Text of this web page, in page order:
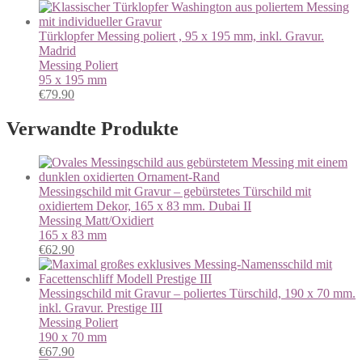
Türklopfer Messing poliert , 95 x 195 mm, inkl. Gravur.
Madrid
Messing Poliert
95 x 195 mm
€79.90
Verwandte Produkte
Messingschild mit Gravur – gebürstetes Türschild mit
oxidiertem Dekor, 165 x 83 mm. Dubai II
Messing Matt/Oxidiert
165 x 83 mm
€62.90
Messingschild mit Gravur – poliertes Türschild, 190 x 70 mm.
inkl. Gravur. Prestige III
Messing Poliert
190 x 70 mm
€67.90